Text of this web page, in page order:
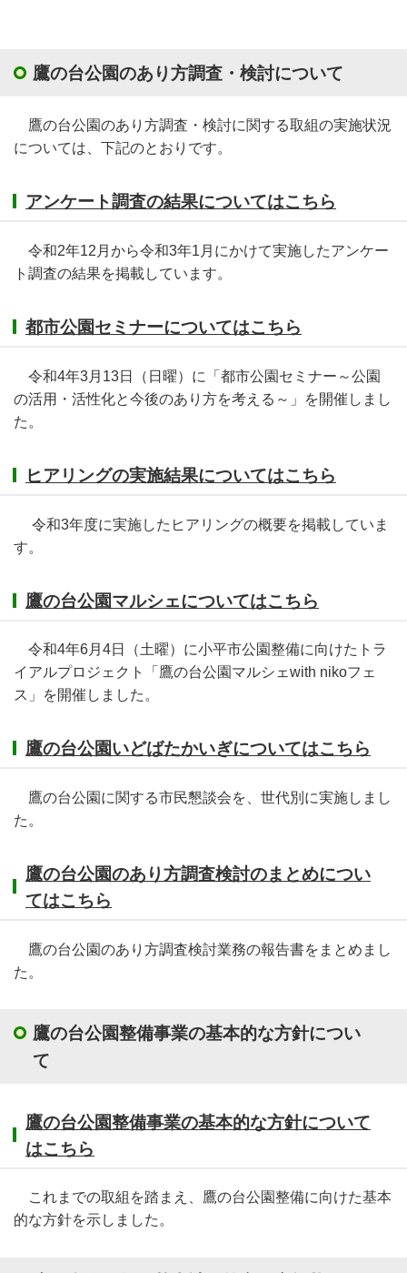
鷹の台公園のあり方調査・検討について
鷹の台公園のあり方調査・検討に関する取組の実施状況
については、下記のとおりです。
アンケート調査の結果についてはこちら
令和2年12月から令和3年1月にかけて実施したアンケー
ト調査の結果を掲載しています。
都市公園セミナーについてはこちら
令和4年3月13日（日曜）に「都市公園セミナー～公園
の活用・活性化と今後のあり方を考える～」を開催しまし
た。
ヒアリングの実施結果についてはこちら
令和3年度に実施したヒアリングの概要を掲載していま
す。
鷹の台公園マルシェについてはこちら
令和4年6月4日（土曜）に小平市公園整備に向けたトラ
イアルプロジェクト「鷹の台公園マルシェwith nikoフェ
ス」を開催しました。
鷹の台公園いどばたかいぎについてはこちら
鷹の台公園に関する市民懇談会を、世代別に実施しまし
た。
鷹の台公園のあり方調査検討のまとめについ
てはこちら
鷹の台公園のあり方調査検討業務の報告書をまとめまし
た。
鷹の台公園整備事業の基本的な方針につい
て
鷹の台公園整備事業の基本的な方針について
はこちら
これまでの取組を踏まえ、鷹の台公園整備に向けた基本
的な方針を示しました。